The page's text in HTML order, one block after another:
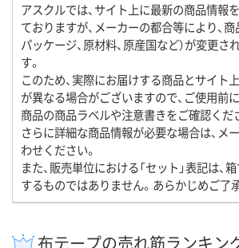
アスクルでは、サイト上に最新の商品情報
ておりますが、メーカーの都合等により、商
パッケージ、原材料、原産国など）が変更さ
す。
このため、実際にお届けする商品とサイト
が異なる場合がございますので、ご使用前
商品の商品ラベルや注意書きをご確認くだ
さらに詳細な商品情報が必要な場合は、メ
わせください。
また、販売単位における「セット」表記は、
するものではありません。あらかじめご了
布テープの売れ筋ランキン